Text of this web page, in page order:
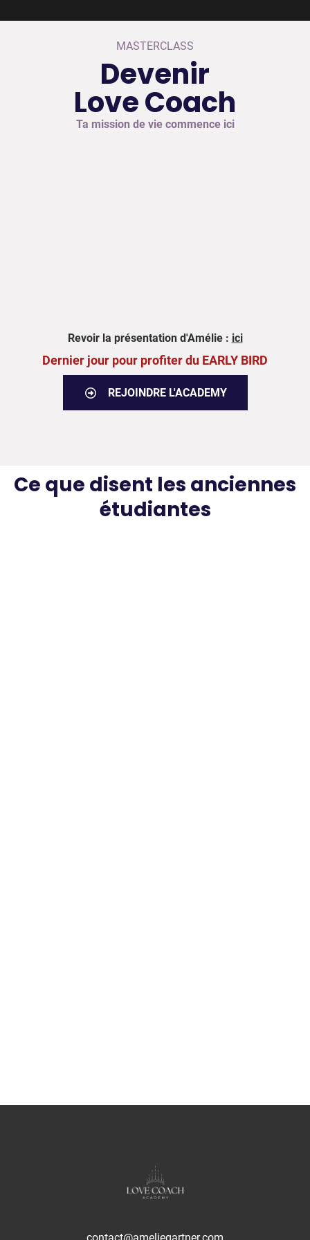
MASTERCLASS
Devenir
Love Coach
Ta mission de vie commence ici
Revoir la présentation d'Amélie : ici
Dernier jour pour profiter du EARLY BIRD
REJOINDRE L'ACADEMY
Ce que disent les anciennes
étudiantes